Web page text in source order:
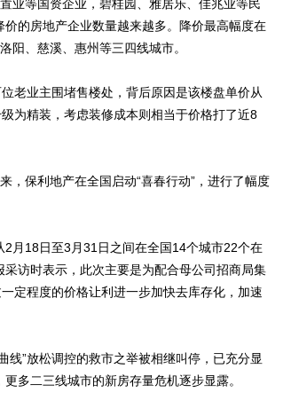
等国资企业，碧桂园、雅居乐、佳兆业等民
的房地产企业数量越来越多。降价最高幅度在
阳、慈溪、惠州等三四线城市。
业主围堵售楼处，背后原因是该楼盘单价从
为精装，考虑装修成本则相当于价格打了近8
保利地产在全国启动“喜春行动”，进行了幅度
18日至3月31日之间在全国14个城市22个在
访时表示，此次主要是为配合母公司招商局集
定程度的价格让利进一步加快去库存化，加速
”放松调控的救市之举被相继叫停，已充分显
多二三线城市的新房存量危机逐步显露。